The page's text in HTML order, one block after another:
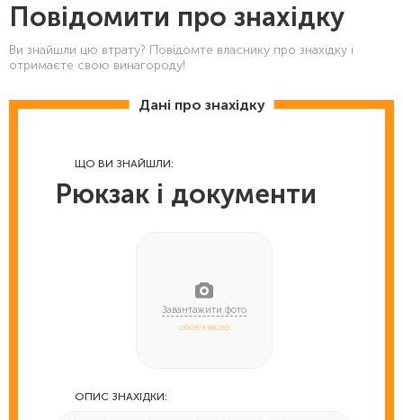
Повідомити про знахідку
Ви знайшли цю втрату? Повідомте власнику про знахідку і
отримаєте свою винагороду!
Дані про знахідку
ЩО ВИ ЗНАЙШЛИ:
Рюкзак і документи
обов'язково
ОПИС ЗНАХІДКИ: